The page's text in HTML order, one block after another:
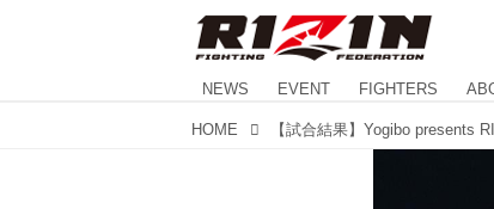
NEWS EVENT FIGHTERS
HOME